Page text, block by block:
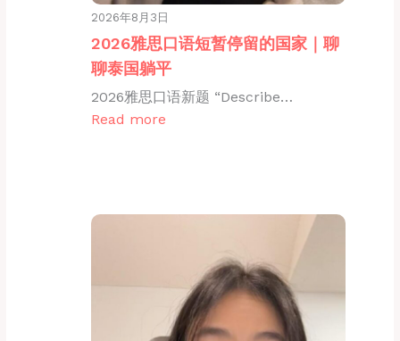
2026年8月3日
2026雅思口语短暂停留的国家｜聊
聊泰国躺平
2026雅思口语新题 “Describe…
Read more